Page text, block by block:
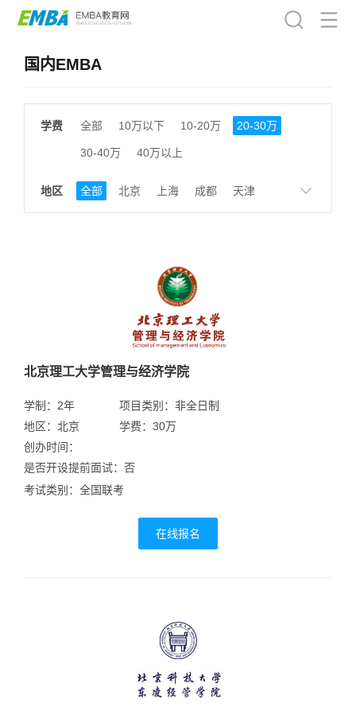
国内EMBA
学费 全部 10万以下 10-20万 20-30万
30-40万 40万以上
地区 全部 北京 上海 成都 天津
山东
广州
北京理工大学管理与经济学院
学制：2年
地区：北京
项目类别：非全日制
学费：30万
创办时间：
是否开设提前面试：否
考试类别：全国联考
在线报名